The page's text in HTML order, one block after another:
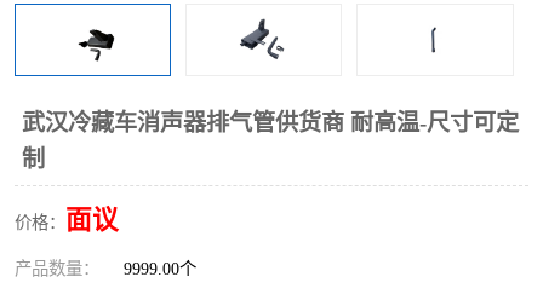
武汉冷藏车消声器排气管供货商 耐高温-尺寸可定
制
价格： 面议
产品数量： 9999.00个